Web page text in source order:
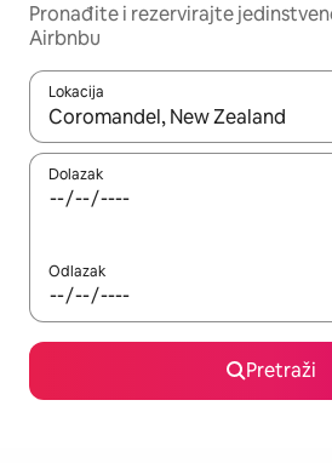
Pronađite i rezervirajte
Airbnbu
Lokacija
Kada budu dostupni rezultati, moći
Dolazak
Odlazak
Pretraži